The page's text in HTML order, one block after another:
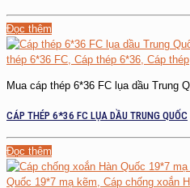
Đọc thêm
Mua cáp thép 6*36 FC lụa dầu Trung
CÁP THÉP 6*36 FC LỤA DẦU TRUNG QUỐC
Đọc thêm